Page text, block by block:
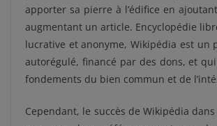
apporter sa pierre à l’édifice en
augmentant un article. Encyclopédie
lucrative et anonyme, Wikipédia est un
autorégulé, financé par des dons, et
fondements du bien commun et de
Cependant, le succès de Wikipédia